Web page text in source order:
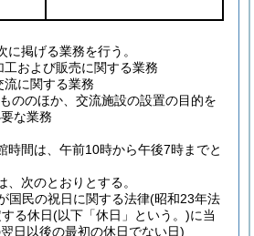
に掲げる業務を行う。
および販売に関する業務
に関する業務
ののほか、交流施設の設置の目的を
な業務
時間は、午前10時から午後7時までと
次のとおりとする。
国民の祝日に関する法律(昭和23年法
る休日(以下「休日」という。)に当
日以後の最初の休日でない日)